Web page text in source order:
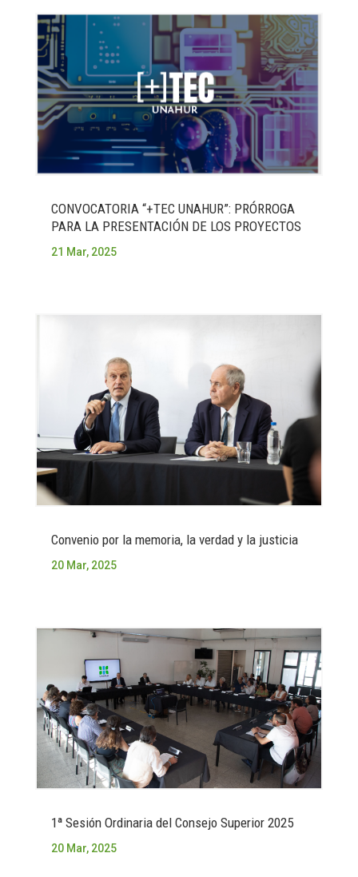
CONVOCATORIA “+TEC UNAHUR”: PRÓRROGA
PARA LA PRESENTACIÓN DE LOS PROYECTOS
21 Mar, 2025
Convenio por la memoria, la verdad y la justicia
20 Mar, 2025
1ª Sesión Ordinaria del Consejo Superior 2025
20 Mar, 2025